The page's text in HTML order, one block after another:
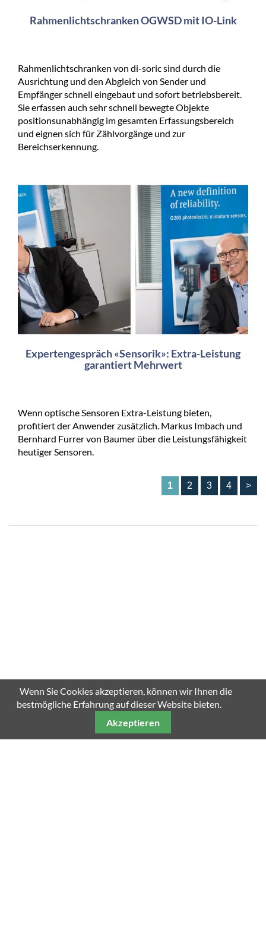
Rahmenlichtschranken OGWSD mit IO-Link
Rahmenlichtschranken von di-soric sind durch die
Ausrichtung und den Abgleich von Sender und
Empfänger schnell eingebaut und sofort betriebsbereit.
Sie erfassen auch sehr schnell bewegte Objekte
positionsunabhängig im gesamten Erfassungsbereich
und eignen sich für Zählvorgänge und zur
Bereichserkennung.
Expertengespräch «Sensorik»: Extra-Leistung
garantiert Mehrwert
Wenn optische Sensoren Extra-Leistung bieten,
profitiert der Anwender zusätzlich. Markus Imbach und
Bernhard Furrer von Baumer über die Leistungsfähigkeit
heutiger Sensoren.
1 2 3 4 >
Wenn Sie Cookies akzeptieren, können wir Ihnen die
bestmögliche Erfahrung auf dieser Website bieten.
Akzeptieren